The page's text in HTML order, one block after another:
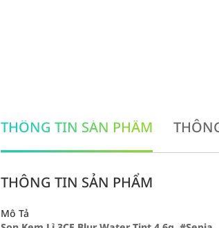
THÔNG TIN SẢN PHẨM
THÔNG TIN SẢN PHẨM
Mô Tả